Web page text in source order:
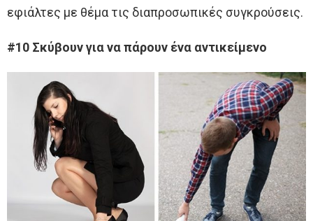
εφιάλτες με θέμα τις διαπροσωπικές συγκρούσεις.
#10 Σκύβουν για να πάρουν ένα αντικείμενο